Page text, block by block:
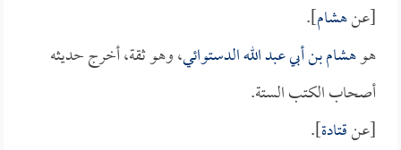
[عنهشام].
هوهشام بن أبي عبد الله الدستوائي، وهو ثقة، أخرج حديثه
أصحاب الكتب الستة.
[عنقتادة].